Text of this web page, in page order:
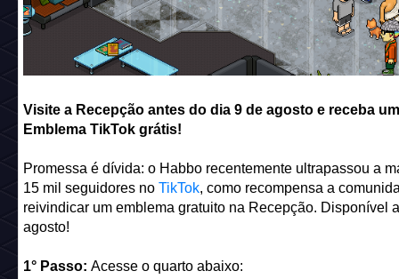
Visite a Recepção antes do dia 9 de agosto e receba um
Emblema TikTok grátis!
Promessa é dívida: o Habbo recentemente ultrapassou a
15 mil seguidores no TikTok, como recompensa a
reivindicar um emblema gratuito na Recepção. Disponível
agosto!
1° Passo: Acesse o quarto abaixo: